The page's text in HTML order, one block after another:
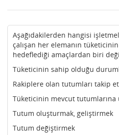
Aşağıdakilerden hangisi
çalışan her elemanın
hedeflediği amaçlardan biri
Tüketicinin sahip olduğu
Rakiplere olan tutumları takip
Tüketicinin mevcut tutumlarına
Tutum oluşturmak, geliştirmek
Tutum değiştirmek